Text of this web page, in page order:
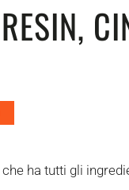
ha tutti gli